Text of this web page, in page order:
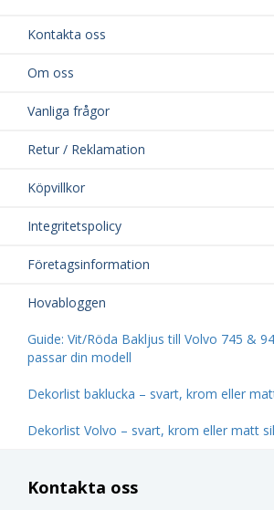
Kontakta oss
Om oss
Vanliga frågor
Retur / Reklamation
Köpvillkor
Integritetspolicy
Företagsinformation
Hovabloggen
Guide: Vit/Röda Bakljus till Volvo 745 &
passar din modell
Dekorlist baklucka – svart, krom eller
Dekorlist Volvo – svart, krom eller matt
Kontakta oss